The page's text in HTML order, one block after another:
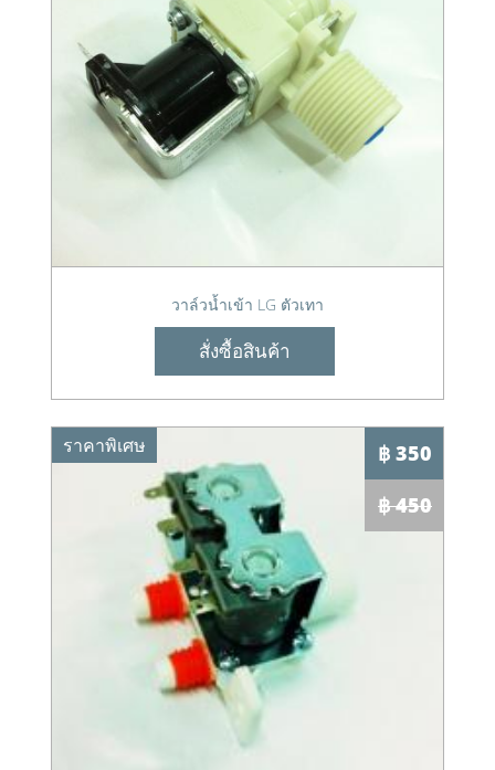
วาล์วน้ำเข้า LG ตัวเทา
สั่งซื้อสินค้า
ราคาพิเศษ
฿ 450
฿ 350